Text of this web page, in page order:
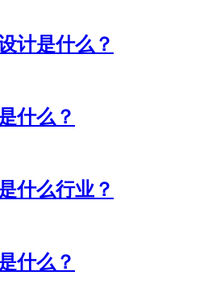
计是什么？
什么？
什么行业？
什么？